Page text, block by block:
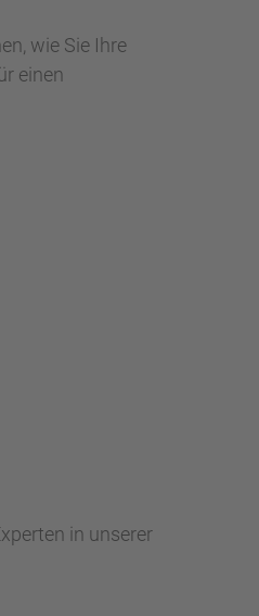
wie Sie Ihre
einen
in unserer